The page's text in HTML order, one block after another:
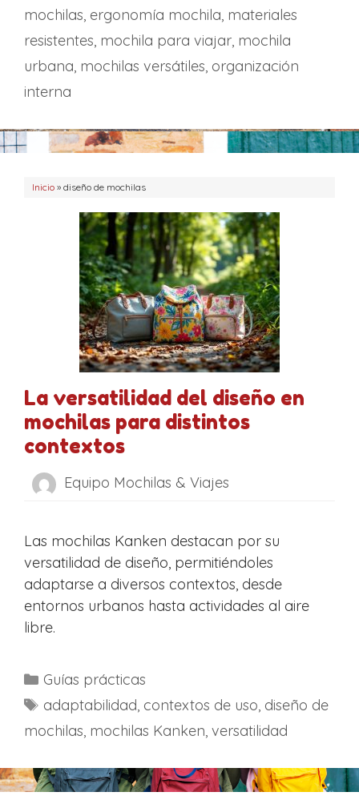
g
o
r
í
s
u
e
t
s
mochilas, ergonomía mochila, materiales
resistentes, mochila para viajar, mochila
urbana, mochilas versátiles, organización
interna
Inicio » diseño de mochilas
La versatilidad del diseño en
mochilas para distintos
contextos
Equipo Mochilas & Viajes
Las mochilas Kanken destacan por su
versatilidad de diseño, permitiéndoles
adaptarse a diversos contextos, desde
entornos urbanos hasta actividades al aire
libre.
C
a
g
o
Guías prácticas
E
t
q
u
adaptabilidad, contextos de uso, diseño de
mochilas, mochilas Kanken, versatilidad